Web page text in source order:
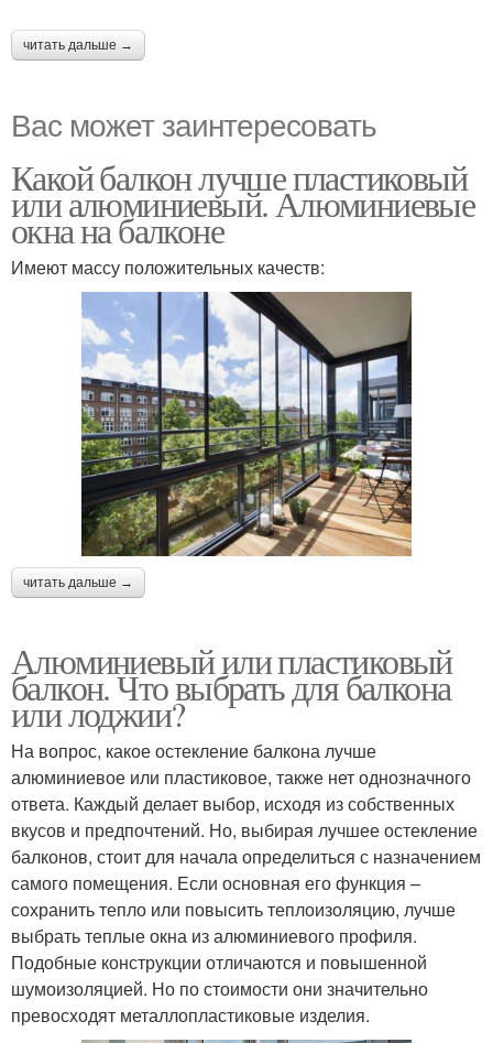
читать дальше →
Вас может заинтересовать
Какой балкон лучше пластиковый
или алюминиевый. Алюминиевые
окна на балконе
Имеют массу положительных качеств:
читать дальше →
Алюминиевый или пластиковый
балкон. Что выбрать для балкона
или лоджии?
На вопрос, какое остекление балкона лучше
алюминиевое или пластиковое, также нет однозначного
ответа. Каждый делает выбор, исходя из собственных
вкусов и предпочтений. Но, выбирая лучшее остекление
балконов, стоит для начала определиться с назначением
самого помещения. Если основная его функция –
сохранить тепло или повысить теплоизоляцию, лучше
выбрать теплые окна из алюминиевого профиля.
Подобные конструкции отличаются и повышенной
шумоизоляцией. Но по стоимости они значительно
превосходят металлопластиковые изделия.